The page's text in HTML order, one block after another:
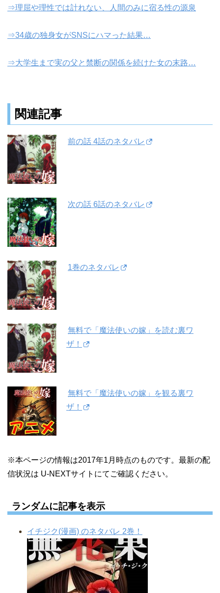
⇒理屈や理性では計れない、人間のみに宿る性の源泉
⇒34歳の独身女がSNSにハマった結果…
⇒大学生まで実の父と禁断の関係を続けた女の末路…
関連記事
前の話 4話のネタバレ
次の話 6話のネタバレ
1巻のネタバレ
無料で「魔法使いの嫁」を読む裏ワ
ザ！
無料で「魔法使いの嫁」を観る裏ワ
ザ！
※本ページの情報は2017年1月時点のものです。最新の配
信状況は U-NEXTサイトにてご確認ください。
ランダムに記事を表示
イチジク(漫画) のネタバレ 2巻！